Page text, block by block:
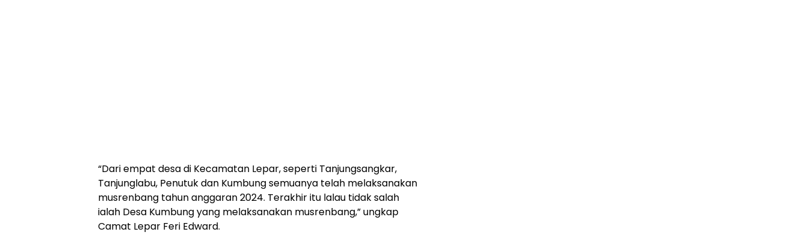
“Dari empat desa di Kecamatan Lepar, seperti Tanjungsangkar,
Tanjunglabu, Penutuk dan Kumbung semuanya telah melaksanakan
musrenbang tahun anggaran 2024. Terakhir itu lalau tidak salah
ialah Desa Kumbung yang melaksanakan musrenbang,” ungkap
Camat Lepar Feri Edward.